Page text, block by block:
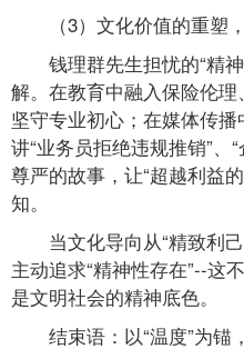
（3）文化价值的重塑
钱理群先生担忧的“精
解。在教育中融入保险伦
坚守专业初心；在媒体传
讲“业务员拒绝违规推销”、
尊严的故事，让“超越利益
知。
当文化导向从“精致利
主动追求“精神性存在”--这
是文明社会的精神底色。
结束语：以“温度”为锚